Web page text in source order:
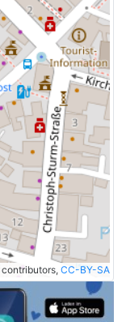
contributors, CC-BY-SA